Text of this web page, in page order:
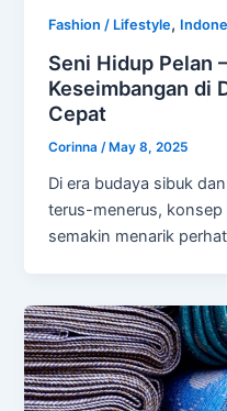
Fashion / Lifestyle,
Seni Hidup Pelan
Keseimbangan di
Cepat
Corinna/ May 8, 2025
Di era budaya sibuk
terus-menerus,
semakin menarik